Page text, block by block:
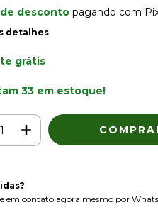
de descontopagando com
detalhes
grátis
33 em estoque!
em contato agora mesmo por